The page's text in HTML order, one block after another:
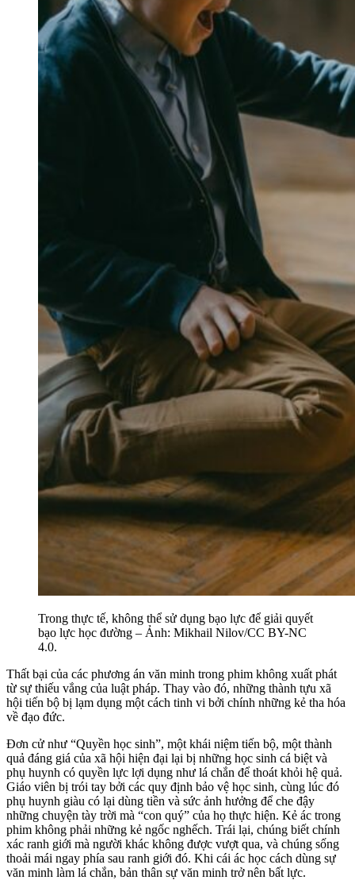
Trong thực tế, không thể sử dụng bạo lực để giải quyết
bạo lực học đường – Ảnh: Mikhail Nilov/CC BY-NC
4.0.
Thất bại của các phương án văn minh trong phim không xuất phát
từ sự thiếu vắng của luật pháp. Thay vào đó, những thành tựu xã
hội tiến bộ bị lạm dụng một cách tinh vi bởi chính những kẻ tha hóa
về đạo đức.
Đơn cử như “Quyền học sinh”, một khái niệm tiến bộ, một thành
quả đáng giá của xã hội hiện đại lại bị những học sinh cá biệt và
phụ huynh có quyền lực lợi dụng như lá chắn để thoát khỏi hệ quả.
Giáo viên bị trói tay bởi các quy định bảo vệ học sinh, cùng lúc đó
phụ huynh giàu có lại dùng tiền và sức ảnh hưởng để che đậy
những chuyện tày trời mà “con quý” của họ thực hiện. Kẻ ác trong
phim không phải những kẻ ngốc nghếch. Trái lại, chúng biết chính
xác ranh giới mà người khác không được vượt qua, và chúng sống
thoải mái ngay phía sau ranh giới đó. Khi cái ác học cách dùng sự
văn minh làm lá chắn, bản thân sự văn minh trở nên bất lực.